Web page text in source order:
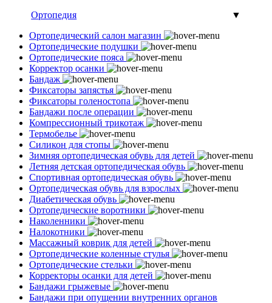
Ортопедия
▼
Ортопедический салон магазин
Ортопедические подушки
Ортопедические пояса
Корректор осанки
Бандаж
Фиксаторы запястья
Фиксаторы голеностопа
Бандажи после операции
Компрессионный трикотаж
Термобелье
Силикон для стопы
Зимняя ортопедическая обувь для детей
Летняя детская ортопедическая обувь
Спортивная ортопедическая обувь
Ортопедическая обувь для взрослых
Диабетическая обувь
Ортопедические воротники
Наколенники
Налокотники
Массажный коврик для детей
Ортопедические коленные стулья
Ортопедические стельки
Корректоры осанки для детей
Бандажи грыжевые
Бандажи при опущении внутренних органов